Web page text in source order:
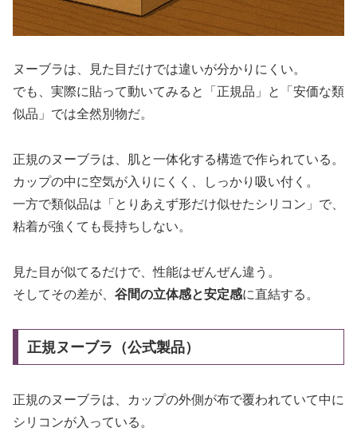
ヌーブラは、見た目だけでは違いが分かりにくい。
でも、実際に貼って動いてみると「正規品」と「安価な類
似品」では全然別物だ。
正規のヌーブラは、肌と一体化する構造で作られている。
カップの中に空気が入りにくく、しっかり吸い付く。
一方で類似品は「とりあえず形だけ似せたシリコン」で、
粘着が強くても長持ちしない。
見た目が似てるだけで、性能はぜんぜん違う。
そしてその差が、 谷間の立体感と安定感に直結する。
正規ヌーブラ（公式製品）
正規のヌーブラは、カップの外側が布で覆われていて中に
シリコンが入っている。